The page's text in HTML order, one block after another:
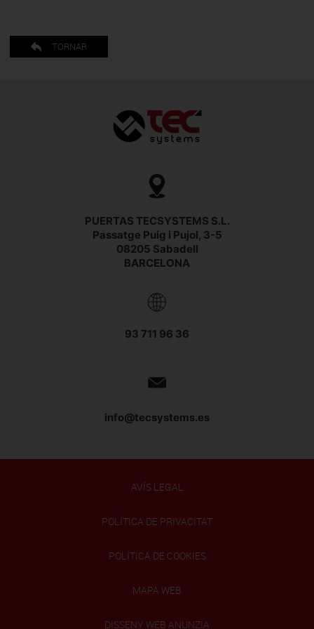
TORNAR
PUERTAS TECSYSTEMS S.L.
Passatge Puig i Pujol, 3-5
08205 Sabadell
BARCELONA
93 711 96 36
info@tecsystems.es
AVÍS LEGAL
POLÍTICA DE PRIVACITAT
POLÍTICA DE COOKIES
MAPA WEB
DISSENY WEB ANUNZIA